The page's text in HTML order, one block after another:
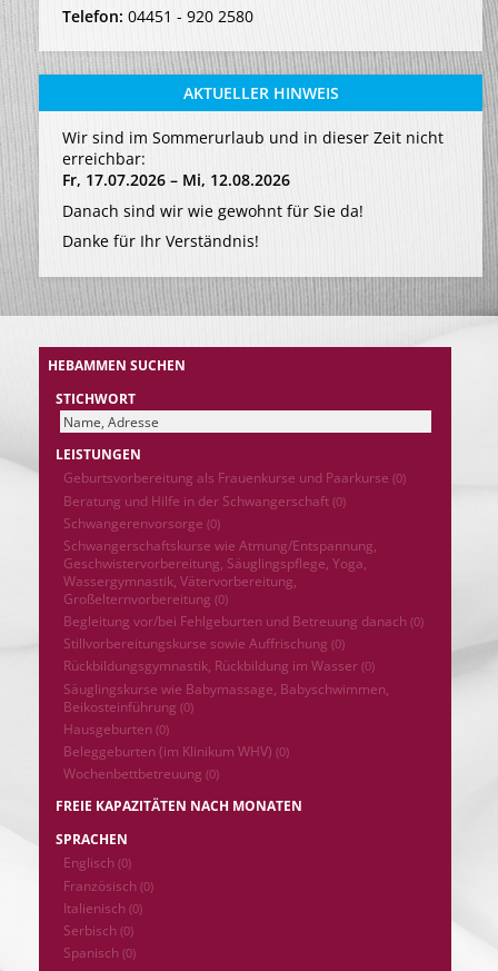
Telefon: 04451 - 920 2580
AKTUELLER HINWEIS
Wir sind im Sommerurlaub und in dieser Zeit nicht
erreichbar:
Fr, 17.07.2026 – Mi, 12.08.2026
Danach sind wir wie gewohnt für Sie da!
Danke für Ihr Verständnis!
HEBAMMEN SUCHEN
STICHWORT
LEISTUNGEN
Geburtsvorbereitung als Frauenkurse und Paarkurse (0)
Beratung und Hilfe in der Schwangerschaft (0)
Schwangerenvorsorge (0)
Schwangerschaftskurse wie Atmung/Entspannung,
Geschwistervorbereitung, Säuglingspflege, Yoga,
Wassergymnastik, Vätervorbereitung,
Großelternvorbereitung (0)
Begleitung vor/bei Fehlgeburten und Betreuung danach (0)
Stillvorbereitungskurse sowie Auffrischung (0)
Rückbildungsgymnastik, Rückbildung im Wasser (0)
Säuglingskurse wie Babymassage, Babyschwimmen,
Beikosteinführung (0)
Hausgeburten (0)
Beleggeburten (im Klinikum WHV) (0)
Wochenbettbetreuung (0)
FREIE KAPAZITÄTEN NACH MONATEN
SPRACHEN
Englisch (0)
Französisch (0)
Italienisch (0)
Serbisch (0)
Spanisch (0)